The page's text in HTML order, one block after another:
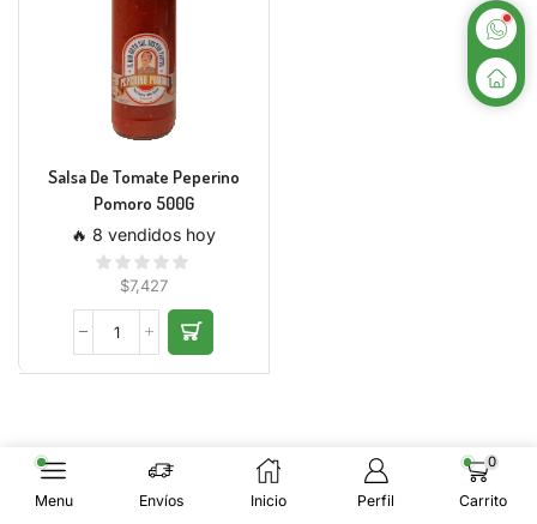
Salsa De Tomate Peperino
Pomoro 500G
🔥 8 vendidos hoy
$7,427
Menu Envíos Inicio Perfil
0
Carrito